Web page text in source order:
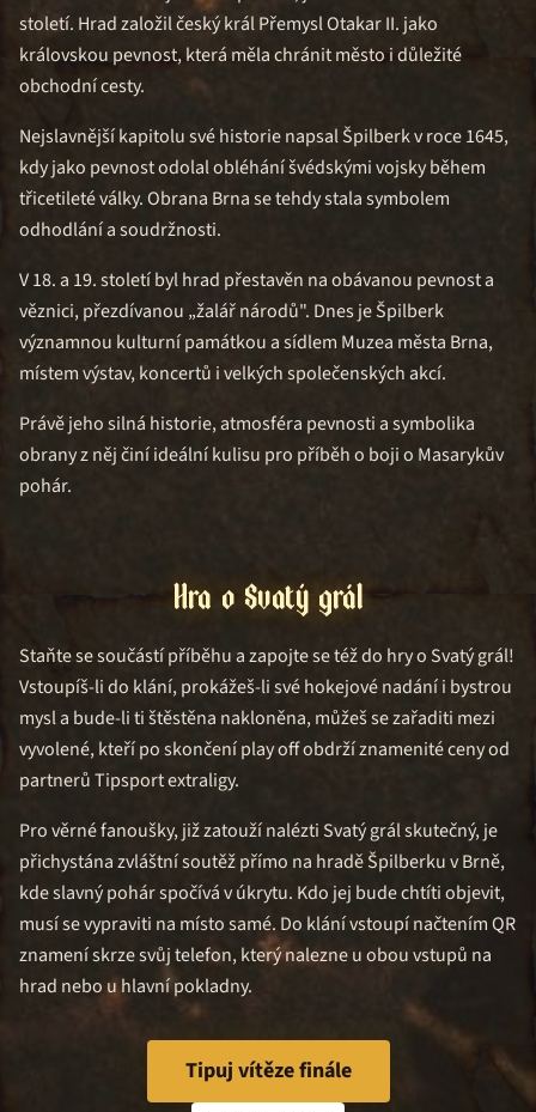
století. Hrad založil český král Přemysl Otakar II. jako
královskou pevnost, která měla chránit město i důležité
obchodní cesty.
Nejslavnější kapitolu své historie napsal Špilberk v roce 1645,
kdy jako pevnost odolal obléhání švédskými vojsky během
třicetileté války. Obrana Brna se tehdy stala symbolem
odhodlání a soudržnosti.
V 18. a 19. století byl hrad přestavěn na obávanou pevnost a
věznici, přezdívanou „žalář národů". Dnes je Špilberk
významnou kulturní památkou a sídlem Muzea města Brna,
místem výstav, koncertů i velkých společenských akcí.
Právě jeho silná historie, atmosféra pevnosti a symbolika
obrany z něj činí ideální kulisu pro příběh o boji o Masarykův
pohár.
Hra o Svatý grál
Staňte se součástí příběhu a zapojte se též do hry o Svatý grál!
Vstoupíš-li do klání, prokážeš-li své hokejové nadání i bystrou
mysl a bude-li ti štěstěna nakloněna, můžeš se zařaditi mezi
vyvolené, kteří po skončení play off obdrží znamenité ceny od
partnerů Tipsport extraligy.
Pro věrné fanoušky, již zatouží nalézti Svatý grál skutečný, je
přichystána zvláštní soutěž přímo na hradě Špilberku v Brně,
kde slavný pohár spočívá v úkrytu. Kdo jej bude chtíti objevit,
musí se vypraviti na místo samé. Do klání vstoupí načtením QR
znamení skrze svůj telefon, který nalezne u obou vstupů na
hrad nebo u hlavní pokladny.
Tipuj vítěze finále